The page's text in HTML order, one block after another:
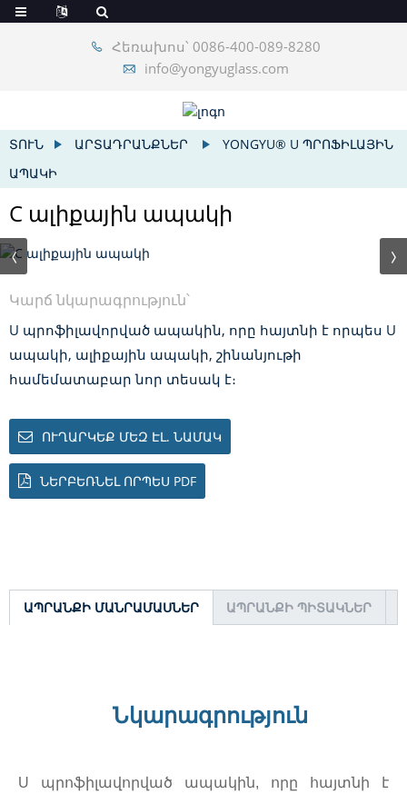
Հեռախոս՝ 0086-400-089-8280
info@yongyuglass.com
ՏՈՒՆ ԱՐՏԱԴՐԱՆՔՆԵՐ
YONGYU® U ՊՐՈՖԻԼԱՅԻՆ
ԱՊԱԿԻ
C ալիքային ապակի
Կարճ նկարագրություն՝
U պրոֆիլավորված ապակին, որը հայտնի է որպես U
ապակի, ալիքային ապակի, շինանյութի
համեմատաբար նոր տեսակ է։
ՈՒՂԱՐԿԵՔ ՄԵԶ ԷԼ. ՆԱՄԱԿ
ՆԵՐԲԵՌՆԵԼ ՈՐՊԵՍ PDF
ԱՊՐԱՆՔԻ ՄԱՆՐԱՄԱՍՆԵՐ ԱՊՐԱՆՔԻ ՊԻՏԱԿՆԵՐ
Նկարագրություն
U պրոֆիլավորված ապակին, որը հայտնի է